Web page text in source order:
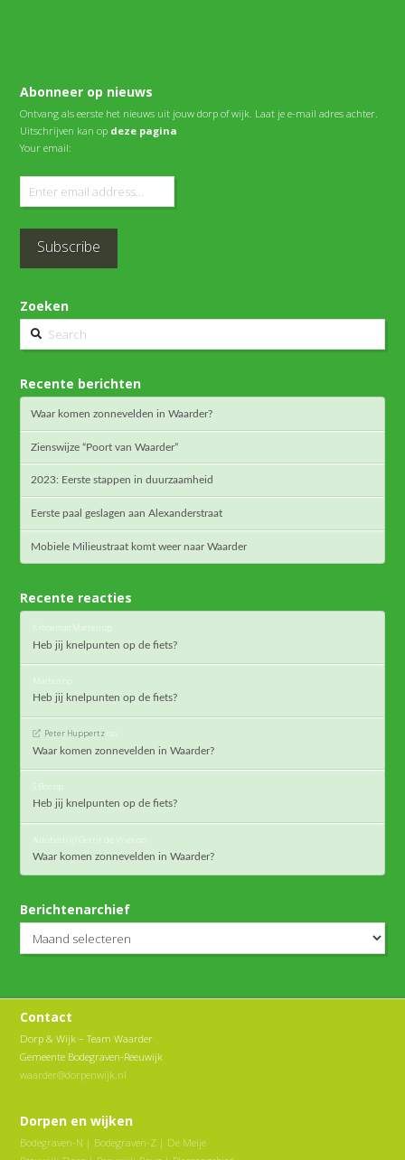
Abonneer op nieuws
Ontvang als eerste het nieuws uit jouw dorp of wijk. Laat je e-mail adres achter.
Uitschrijven kan op deze pagina
Your email:
Zoeken
Search
Recente berichten
Waar komen zonnevelden in Waarder?
Zienswijze “Poort van Waarder”
2023: Eerste stappen in duurzaamheid
Eerste paal geslagen aan Alexanderstraat
Mobiele Milieustraat komt weer naar Waarder
Recente reacties
Kroneman Marten op
Heb jij knelpunten op de fiets?
Marten op
Heb jij knelpunten op de fiets?
Peter Huppertzop
Waar komen zonnevelden in Waarder?
S.Bos op
Heb jij knelpunten op de fiets?
Autobedrijf Gerrit de Vries op
Waar komen zonnevelden in Waarder?
Berichtenarchief
Contact
Dorp & Wijk – Team Waarder
Gemeente Bodegraven-Reeuwijk
waarder@dorpenwijk.nl
Dorpen en wijken
Bodegraven-N | Bodegraven-Z | De Meije